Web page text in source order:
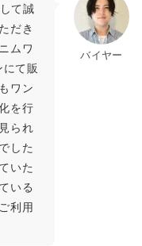
バイヤー
て誠
だき
ムワ
て販
ワン
を行
られ
した
いた
いる
利用